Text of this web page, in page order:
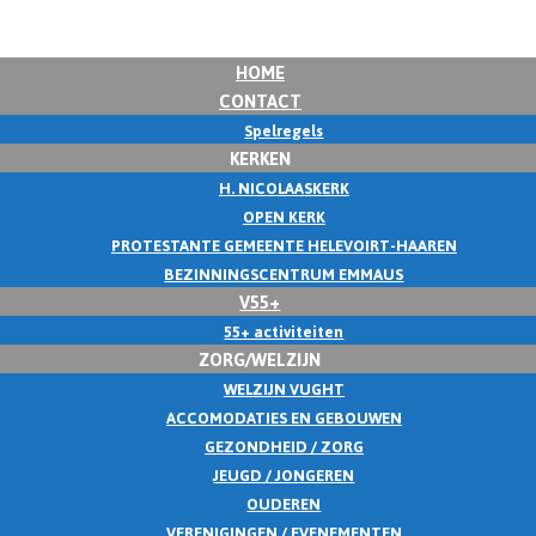
HOME
CONTACT
Spelregels
KERKEN
H. NICOLAASKERK
OPEN KERK
PROTESTANTE GEMEENTE HELEVOIRT-HAAREN
BEZINNINGSCENTRUM EMMAUS
V55+
55+ activiteiten
ZORG/WELZIJN
WELZIJN VUGHT
ACCOMODATIES EN GEBOUWEN
GEZONDHEID / ZORG
JEUGD / JONGEREN
OUDEREN